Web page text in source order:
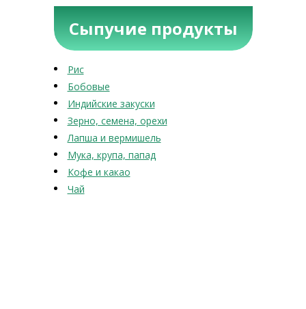
Сыпучие продукты
Рис
Бобовые
Индийские закуски
Зерно, семена, орехи
Лапша и вермишель
Мука, крупа, папад
Кофе и какао
Чай